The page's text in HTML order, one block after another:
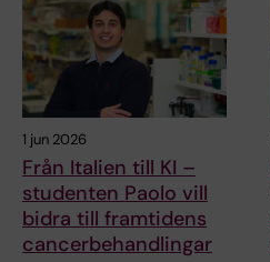
1 jun 2026
Från Italien till KI –
studenten Paolo vill
bidra till framtidens
cancerbehandlingar